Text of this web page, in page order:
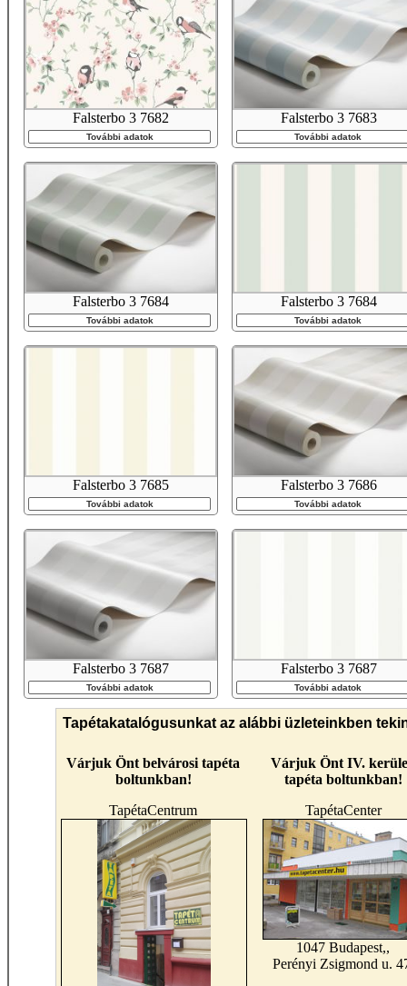
Falsterbo 3 7682
További adatok
Falsterbo 3 7683
További adatok
Falsterbo 3 7684
További adatok
Falsterbo 3 7684
További adatok
Falsterbo 3 7685
További adatok
Falsterbo 3 7686
További adatok
Falsterbo 3 7687
További adatok
Falsterbo 3 7687
További adatok
Tapétakatalógusunkat az alábbi üzleteinkben
Várjuk Önt belvárosi tapéta
boltunkban!
TapétaCentrum
Várjuk Önt IV.
tapéta boltunkban!
TapétaCenter
1047 Budapest,,
Perényi Zsigmond u.